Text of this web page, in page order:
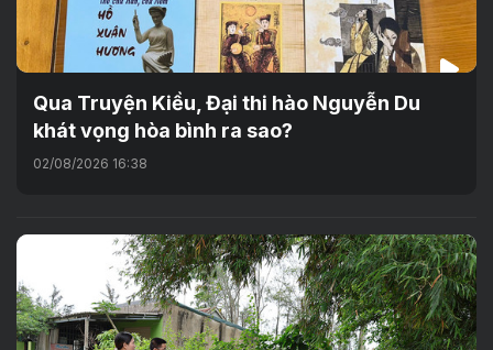
Qua Truyện Kiều, Đại thi hào Nguyễn Du
khát vọng hòa bình ra sao?
02/08/2026 16:38